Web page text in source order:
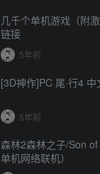
几千个单机游戏（附
链接
5年前
[3D神作]PC 尾·行4
5年前
森林2森林之子/Son
单机网络联机）